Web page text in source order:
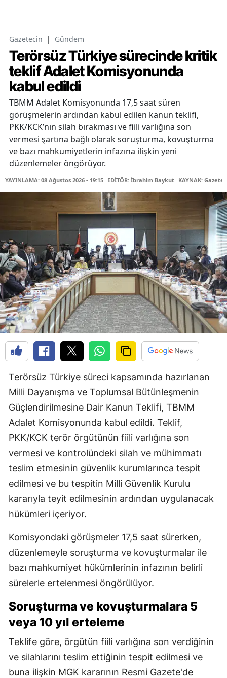
Gazetecin | Gündem
Terörsüz Türkiye sürecinde kritik
teklif Adalet Komisyonunda
kabul edildi
TBMM Adalet Komisyonunda 17,5 saat süren
görüşmelerin ardından kabul edilen kanun teklifi,
PKK/KCK’nın silah bırakması ve fiili varlığına son
vermesi şartına bağlı olarak soruşturma, kovuşturma
ve bazı mahkumiyetlerin infazına ilişkin yeni
düzenlemeler öngörüyor.
YAYINLAMA: 08 Ağustos 2026 - 19:15 EDİTÖR: İbrahim Baykut KAYNAK:
Terörsüz Türkiye süreci kapsamında hazırlanan
Milli Dayanışma ve Toplumsal Bütünleşmenin
Güçlendirilmesine Dair Kanun Teklifi, TBMM
Adalet Komisyonunda kabul edildi. Teklif,
PKK/KCK terör örgütünün fiili varlığına son
vermesi ve kontrolündeki silah ve mühimmatı
teslim etmesinin güvenlik kurumlarınca tespit
edilmesi ve bu tespitin Milli Güvenlik Kurulu
kararıyla teyit edilmesinin ardından uygulanacak
hükümleri içeriyor.
Komisyondaki görüşmeler 17,5 saat sürerken,
düzenlemeyle soruşturma ve kovuşturmalar ile
bazı mahkumiyet hükümlerinin infazının belirli
sürelerle ertelenmesi öngörülüyor.
Soruşturma ve kovuşturmalara 5
veya 10 yıl erteleme
Teklife göre, örgütün fiili varlığına son verdiğinin
ve silahlarını teslim ettiğinin tespit edilmesi ve
buna ilişkin MGK kararının Resmi Gazete'de